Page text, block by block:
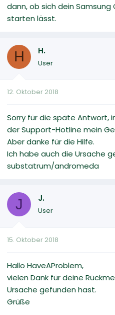
dann, ob sich dein Samsung
starten lässt.
H H.
User
12. Oktober 2018
Sorry für die späte Antwort,
der Support-Hotline mein
Aber danke für die Hilfe.
Ich habe auch die Ursache
substatrum/andromeda
J J.
User
15. Oktober 2018
Hallo HaveAProblem,
vielen Dank für deine
Ursache gefunden hast.
Grüße